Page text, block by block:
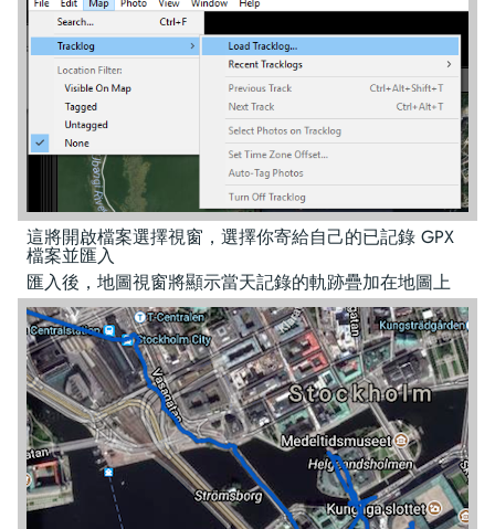
這將開啟檔案選擇視窗，選擇你寄給自己的已記錄 GPX
檔案並匯入
匯入後，地圖視窗將顯示當天記錄的軌跡疊加在地圖上